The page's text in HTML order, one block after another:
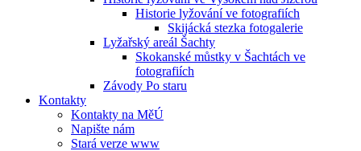
Historie lyžování ve fotografiích
Skijácká stezka fotogalerie
Lyžařský areál Šachty
Skokanské můstky v Šachtách ve
fotografiích
Závody Po staru
Kontakty
Kontakty na MěÚ
Napište nám
Stará verze www